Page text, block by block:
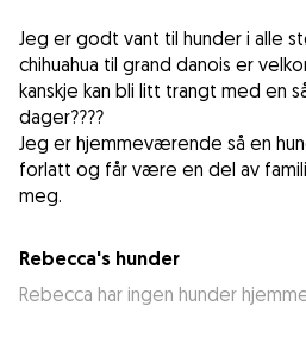
Jeg er godt vant til hunder i alle
chihuahua til grand danois er
kanskje kan bli litt trangt med en
dager????
Jeg er hjemmeværende så en
forlatt og får være en del av
meg.
Rebecca's hunder
Rebecca har ingen hunder